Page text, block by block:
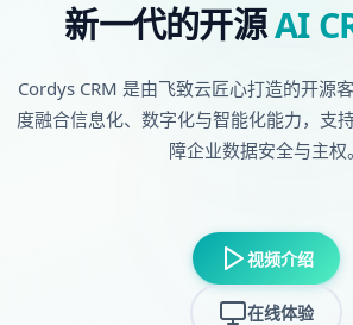
新一代的开源AI
Cordys CRM 是由飞致云匠心打造的开源
度融合信息化、数字化与智能化能力，支
障企业数据安全与主权。
视频介绍
在线体验